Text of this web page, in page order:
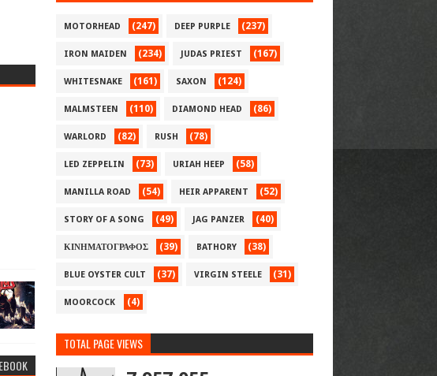
MOTORHEAD (247) DEEP PURPLE (237)
IRON MAIDEN (234) JUDAS PRIEST (167)
WHITESNAKE (161) SAXON (124)
MALMSTEEN (110) DIAMOND HEAD (86)
WARLORD (82) RUSH (78)
LED ZEPPELIN (73) URIAH HEEP (58)
MANILLA ROAD (54) HEIR APPARENT (52)
STORY OF A SONG (49) JAG PANZER (40)
ΚΙΝΗΜΑΤΟΓΡΑΦΟΣ (39) BATHORY (38)
BLUE OYSTER CULT (37) VIRGIN STEELE (31)
MOORCOCK (4)
TOTAL PAGE VIEWS